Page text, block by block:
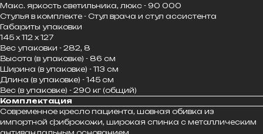
Макс. яркость светильника, люкс - 90 000
Стулья в комплекте - Стул врача и стул ассистента
Габариты упаковки
145 x 112 x 127
Вес упаковки - 282, 8
Высота (в упаковке) - 86 см
Ширина (в упаковке) - 113 см
Длина (в упаковке) - 145 см
Вес (в упаковке) - 290 кг (общий)
Комплектация
Современное кресло пациента, шовная обивка из
импортной фиброкожи, широкая спинка с металлическим